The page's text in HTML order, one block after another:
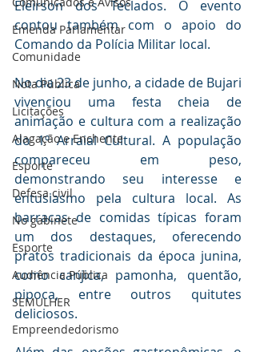
Emenda Parlamentar
Comunidade
Nota Pública
Licitações
Alagação e Enchente
Esporte
Defesa civil
No gabinete
Esporte
Audiência Pública
SEMULHER
Empreendedorismo
Eleirson dos Teclados. O evento
contou também com o apoio do
Comando da Polícia Militar local.
No dia 23 de junho, a cidade de Bujari
vivenciou uma festa cheia de
animação e cultura com a realização
do 1º Arraial Cultural. A população
compareceu em peso,
demonstrando seu interesse e
entusiasmo pela cultura local. As
barracas de comidas típicas foram
um dos destaques, oferecendo
pratos tradicionais da época junina,
como canjica, pamonha, quentão,
pipoca, entre outros quitutes
deliciosos.